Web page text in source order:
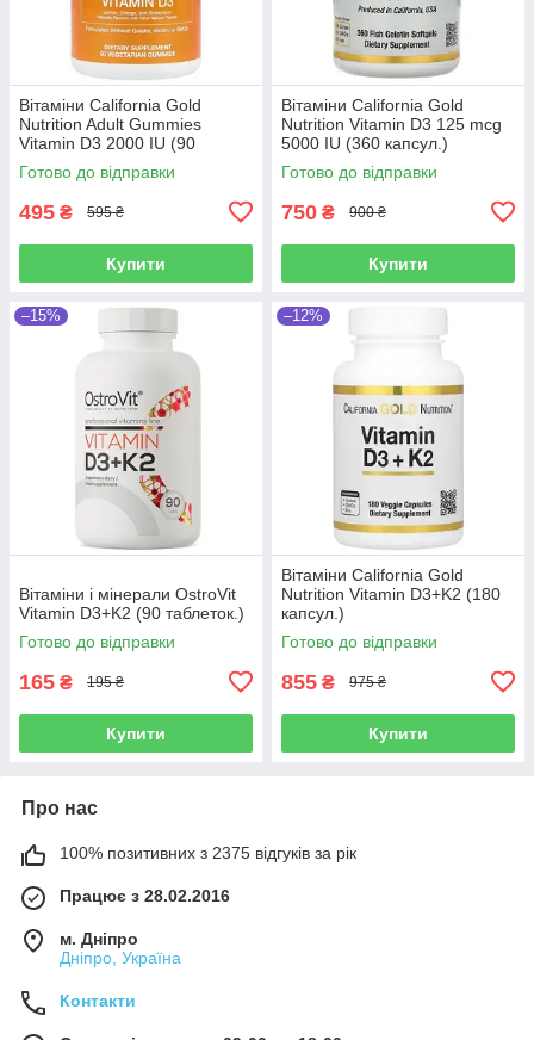
Вітаміни California Gold
Nutrition Adult Gummies
Vitamin D3 2000 IU (90
жувальних цукерок.)
Готово до відправки
495 ₴ 595 ₴
Купити
Вітаміни California Gold
Nutrition Vitamin D3 125 mcg
5000 IU (360 капсул.)
Готово до відправки
750 ₴ 900 ₴
Купити
–15%
Вітаміни і мінерали OstroVit
Vitamin D3+K2 (90 таблеток.)
Готово до відправки
165 ₴ 195 ₴
Купити
–12%
Вітаміни California Gold
Nutrition Vitamin D3+K2 (180
капсул.)
Готово до відправки
855 ₴ 975 ₴
Купити
Про нас
100% позитивних з 2375 відгуків за рік
Працює з 28.02.2016
м. Дніпро
Дніпро, Україна
Контакти